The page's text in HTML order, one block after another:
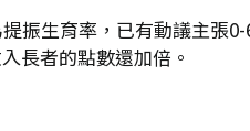
振生育率，已有動議主張
長者的點數還加倍。